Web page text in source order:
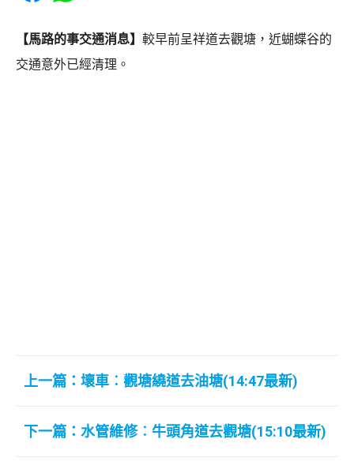
【馬路的事交通消息】 較早前呈祥道去觀塘，近蝴蝶谷的
交通意外已經清理。
上一篇：壞車︰觀塘繞道去油塘(14:47最新)
下一篇：水管維修︰牛頭角道去觀塘(15:10最新)